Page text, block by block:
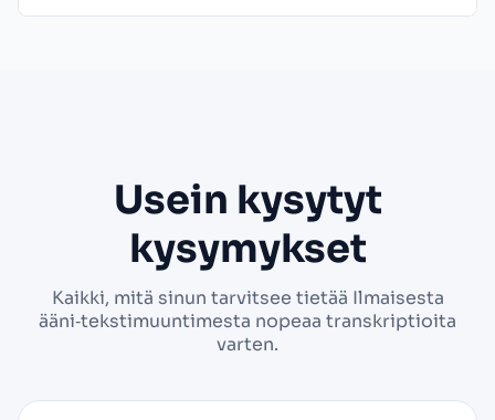
Usein kysytyt
kysymykset
Kaikki, mitä sinun tarvitsee tietää Ilmaisesta
ääni‑tekstimuuntimesta nopeaa transkriptioita
varten.